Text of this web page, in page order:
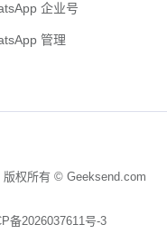
企业号
管理
版权所有 © Geeksend.com
备2026037611号-3